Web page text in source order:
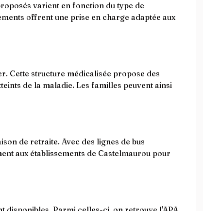
varient en fonction du type de
offrent une prise en charge adaptée aux
Cette structure médicalisée propose des
de la maladie. Les familles peuvent ainsi
de retraite. Avec des lignes de bus
aux établissements de Castelmaurou pour